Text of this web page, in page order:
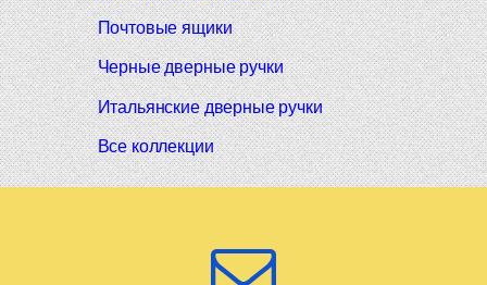
Почтовые ящики
Черные дверные ручки
Итальянские дверные ручки
Все коллекции